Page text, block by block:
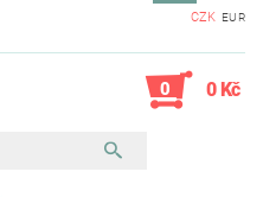
CZK EUR
0 0 Kč